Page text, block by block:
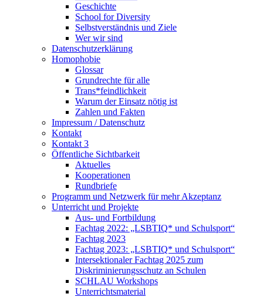
Geschichte
School for Diversity
Selbstverständnis und Ziele
Wer wir sind
Datenschutzerklärung
Homophobie
Glossar
Grundrechte für alle
Trans*feindlichkeit
Warum der Einsatz nötig ist
Zahlen und Fakten
Impressum / Datenschutz
Kontakt
Kontakt 3
Öffentliche Sichtbarkeit
Aktuelles
Kooperationen
Rundbriefe
Programm und Netzwerk für mehr Akzeptanz
Unterricht und Projekte
Aus- und Fortbildung
Fachtag 2022: „LSBTIQ* und Schulsport“
Fachtag 2023
Fachtag 2023: „LSBTIQ* und Schulsport“
Intersektionaler Fachtag 2025 zum
Diskriminierungsschutz an Schulen
SCHLAU Workshops
Unterrichtsmaterial